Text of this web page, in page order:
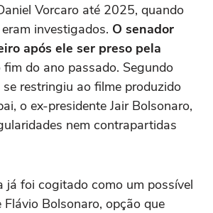
Vorcaro até 2025, quando
investigados. O senador
após ele ser preso pela
fim do ano passado. Segundo
restringiu ao filme produzido
o ex-presidente Jair Bolsonaro,
nem contrapartidas
já foi cogitado como um possível
Bolsonaro, opção que